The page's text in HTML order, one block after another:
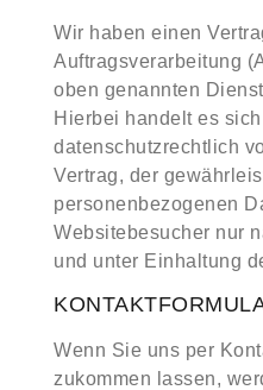
Wir haben einen
Auftragsverarbeitung
oben genannten
Hierbei handelt es
datenschutzrechtlich
Vertrag, der
personenbezogenen
Websitebesucher nur
und unter Einhaltung
Wenn Sie uns per
zukommen lassen,